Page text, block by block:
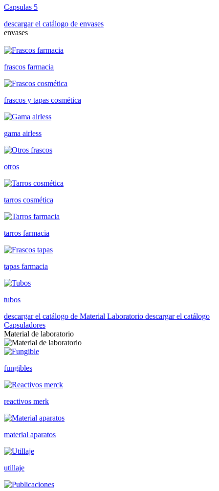
Capsulas 5
descargar el catálogo de envases
envases
frascos farmacia
frascos y tapas cosmética
gama airless
otros
tarros cosmética
tarros farmacia
tapas farmacia
tubos
descargar el catálogo de Material Laboratorio descargar el catálogo
Capsuladores
Material de laboratorio
fungibles
reactivos merk
material aparatos
utillaje